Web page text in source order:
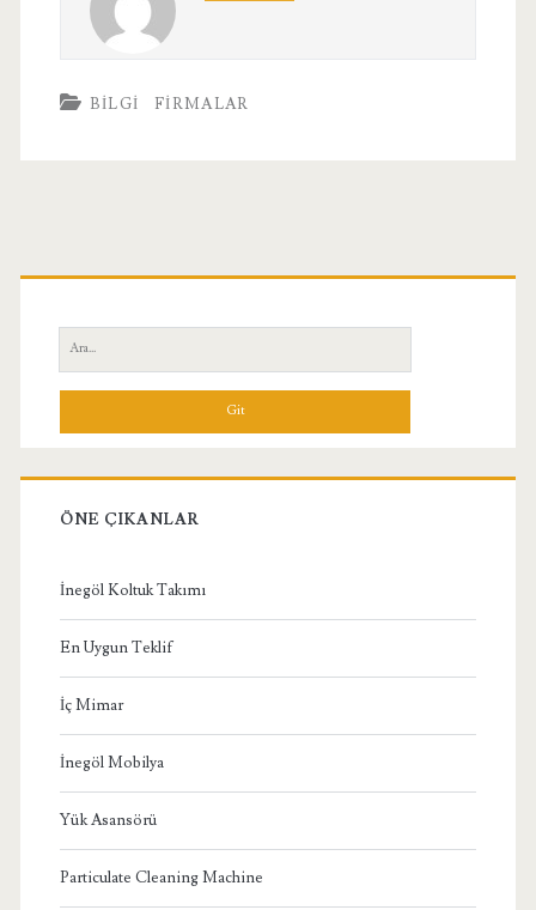
BILGI FIRMALAR
Birincil
Yan
Menü
Ara:
ÖNE ÇIKANLAR
İnegöl Koltuk Takımı
En Uygun Teklif
İç Mimar
İnegöl Mobilya
Yük Asansörü
Particulate Cleaning Machine